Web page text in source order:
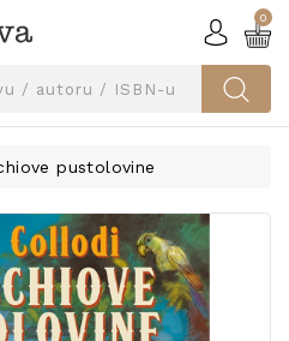
0
pustolovine